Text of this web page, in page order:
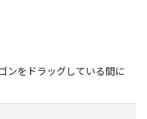
ンをドラッグしている間に